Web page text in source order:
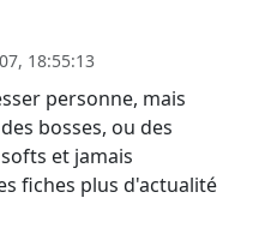
18:55:13
personne, mais
bosses, ou des
et jamais
fiches plus d'actualité